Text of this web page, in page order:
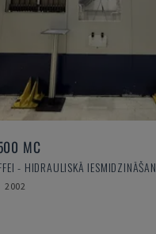
MC
- HIDRAULISKĀ
2002